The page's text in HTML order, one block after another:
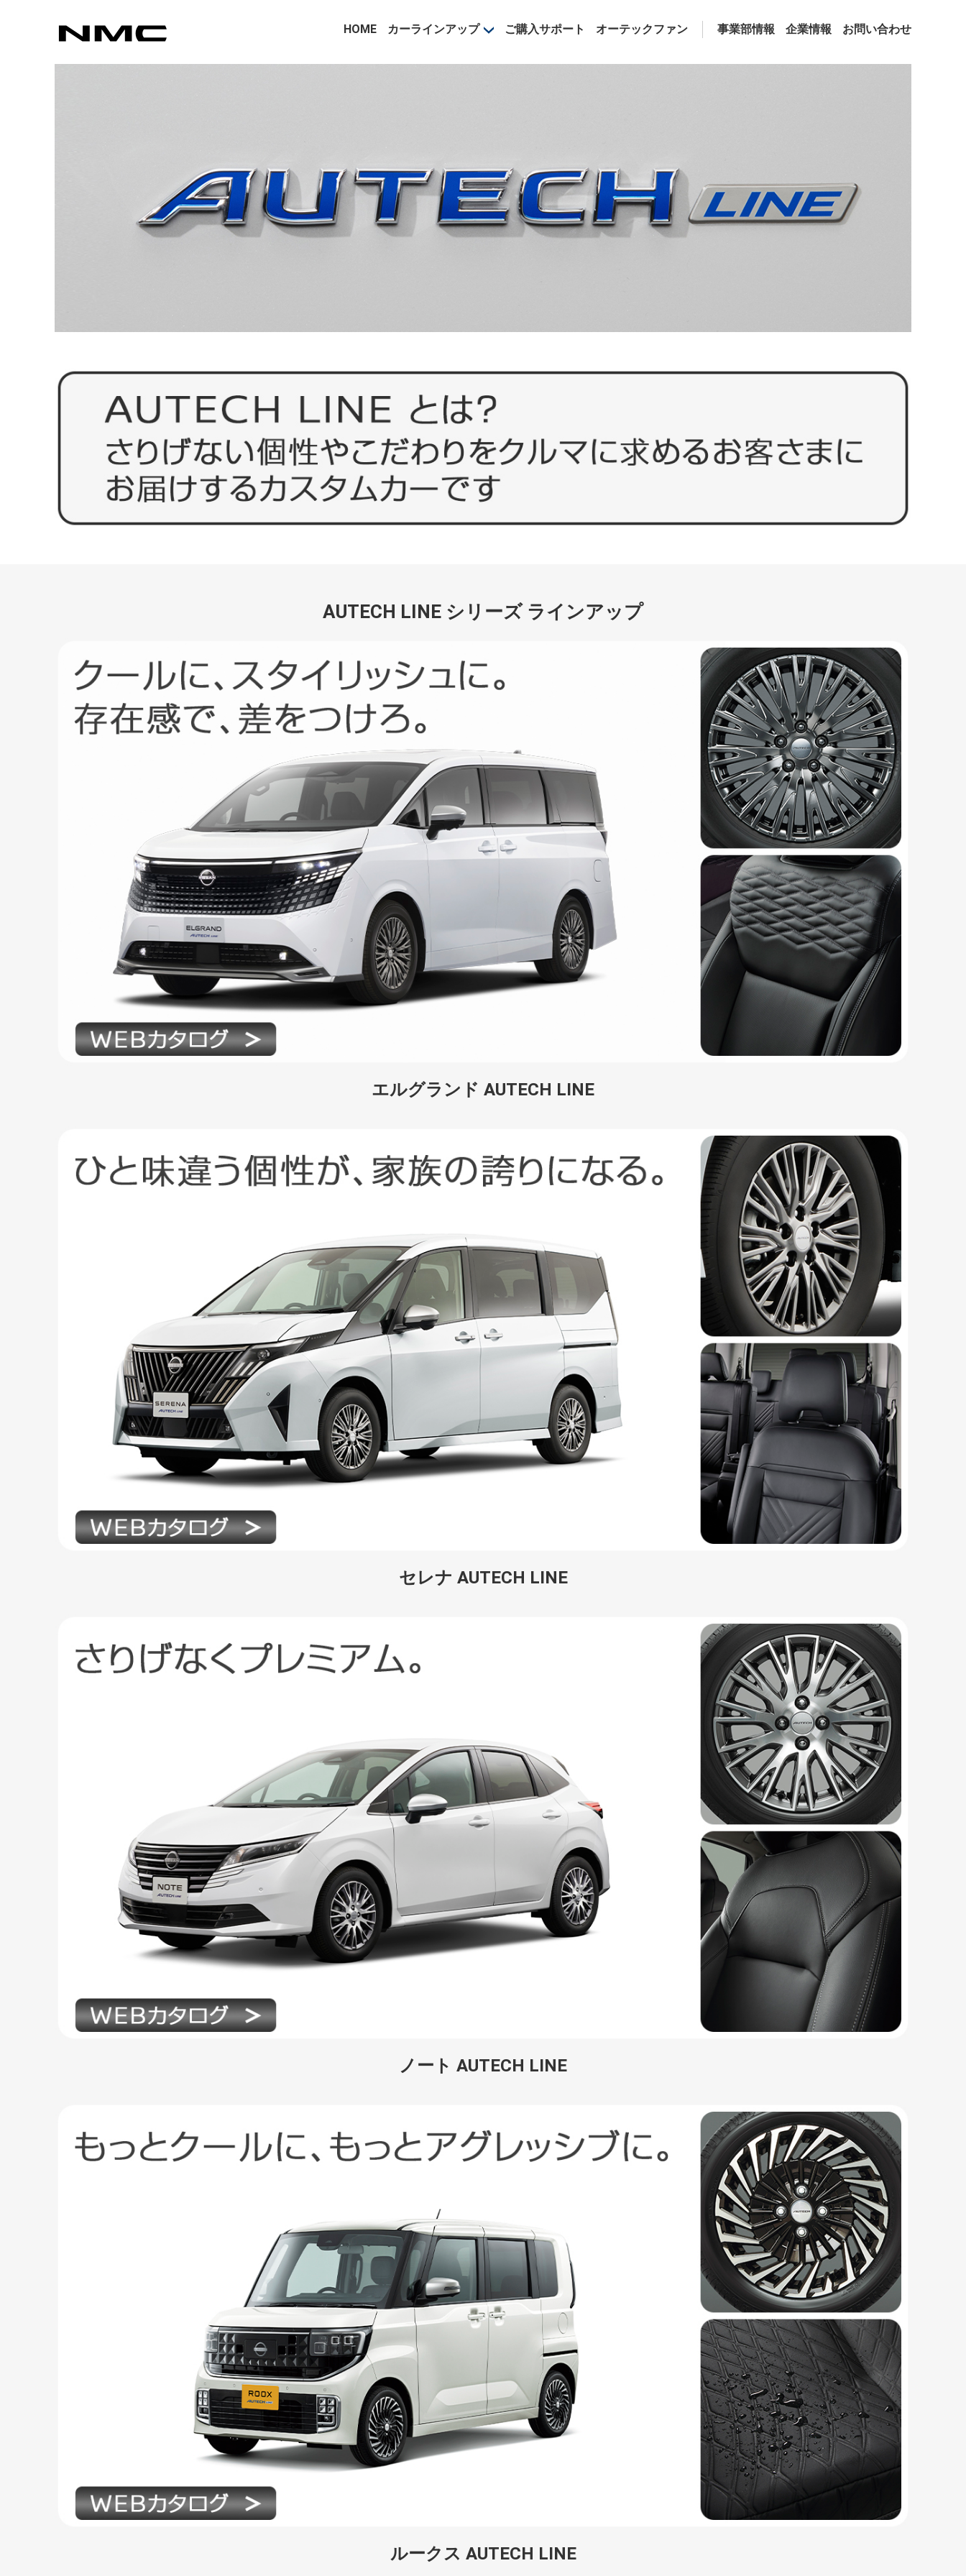
カスタマイズ事業部
HOME カーラインアップ ご購入サポート オーテックファン 事業部情報 企業情報 お問い合わせ
AUTECH LINE シリーズ ラインアップ
エルグランド AUTECH LINE
セレナ AUTECH LINE
ノート AUTECH LINE
ルークス AUTECH LINE